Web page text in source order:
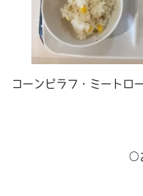
コーンピラフ・ミートロ
○